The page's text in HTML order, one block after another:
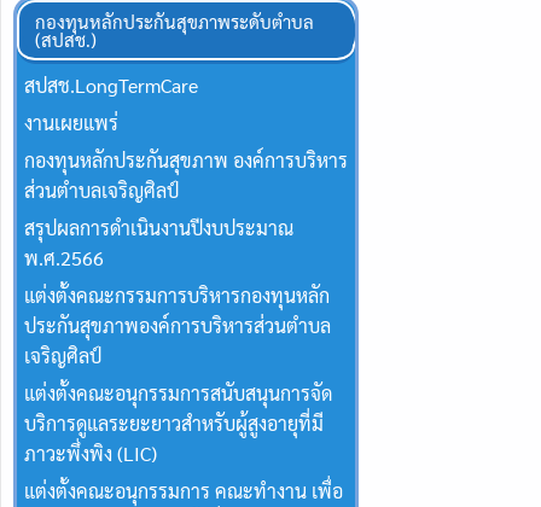
กองทุนหลักประกันสุขภาพระดับตำบล
(สปสช.)
สปสช.Long​Term​Care
งานเผยแพร่
กองทุนหลักประกันสุขภาพ องค์การบริหาร
ส่วนตำบลเจริญศิลป์
สรุปผลการดำเนินงานปีงบประมาณ
พ.ศ.2566
แต่งตั้งคณะกรรมการบริหารกองทุนหลัก
ประกันสุขภาพองค์การบริหารส่วนตำบล
เจริญศิลป์
แต่งตั้งคณะอนุกรรมการสนับสนุนการจัด
บริการดูแลระยะยาวสำหรับผู้สูงอายุที่มี
ภาวะพึ่งพิง (LIC)
แต่งตั้งคณะอนุกรรมการ คณะทำงาน เพื่อ